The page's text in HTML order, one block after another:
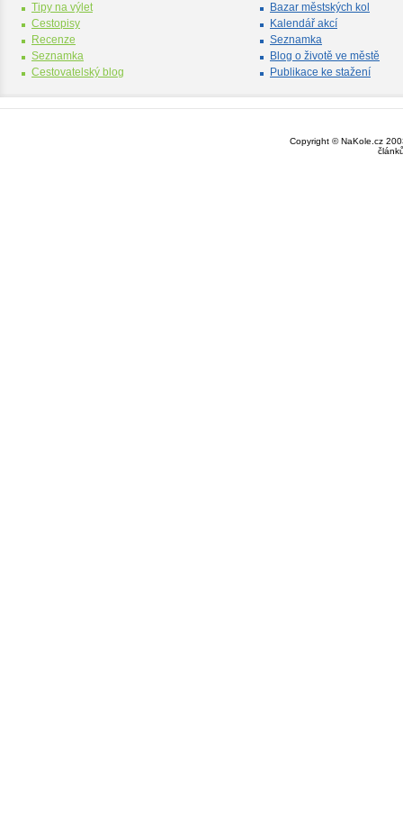
Tipy na výlet
Cestopisy
Recenze
Seznamka
Cestovatelský blog
Bazar městských kol
Kalendář akcí
Seznamka
Blog o životě ve městě
Publikace ke stažení
Copyright © NaKole.cz